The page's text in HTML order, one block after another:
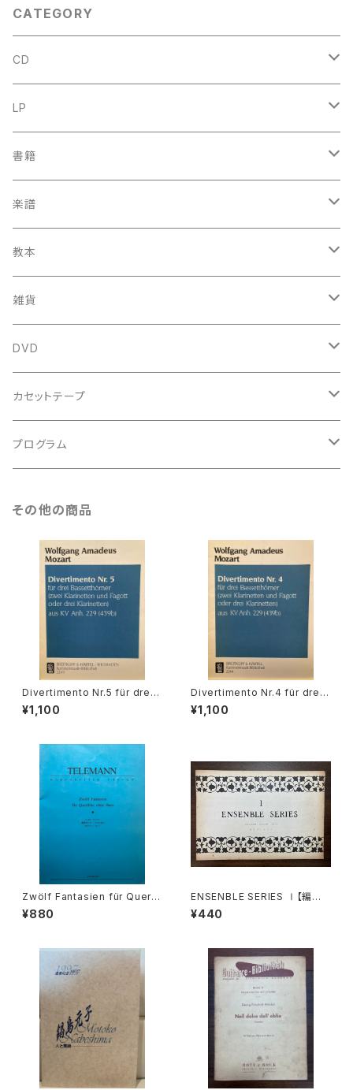
CATEGORY
CD
古楽
中古CD
鍋島元子関連CD
古楽以外
中古CD
LP
古楽
中古LP
鍋島元子関連LP
古楽以外
中古LP
書籍
古楽関係
中古本
新古本
古楽以外
中古本
中古本
楽譜
古楽関係
スコア
鍵盤用
古楽以外
スコア
教本
古楽関係
古楽以外
雑貨
トートバッグ
バロック
ルネサンス
DVD
古楽
古楽以外
カセットテープ
古楽
プログラム
古楽以外
その他の商品
Divertimento Nr.5 für drei
Basetthörner(zwei klarinet
ten und Fagotto oder drei
madeus Mozart】出版社：BR
EITKOPF&HÄRTEL 1987年
¥1,100
Divertimento Nr.4 für drei
Basetthörner(zwei klarinet
ten und Fagotto oder drei
EITKOPF&HÄRTEL 1987年
¥1,100
Zwölf Fantasien für Querfl
öten ohne Bass BÄRENREI
TER URTEXT【著者：GEORG
¥880
ENSENBLE SERIES Ⅰ【編集：
東京コレギウム】出版社：東京コ
レギウム出版部
¥440